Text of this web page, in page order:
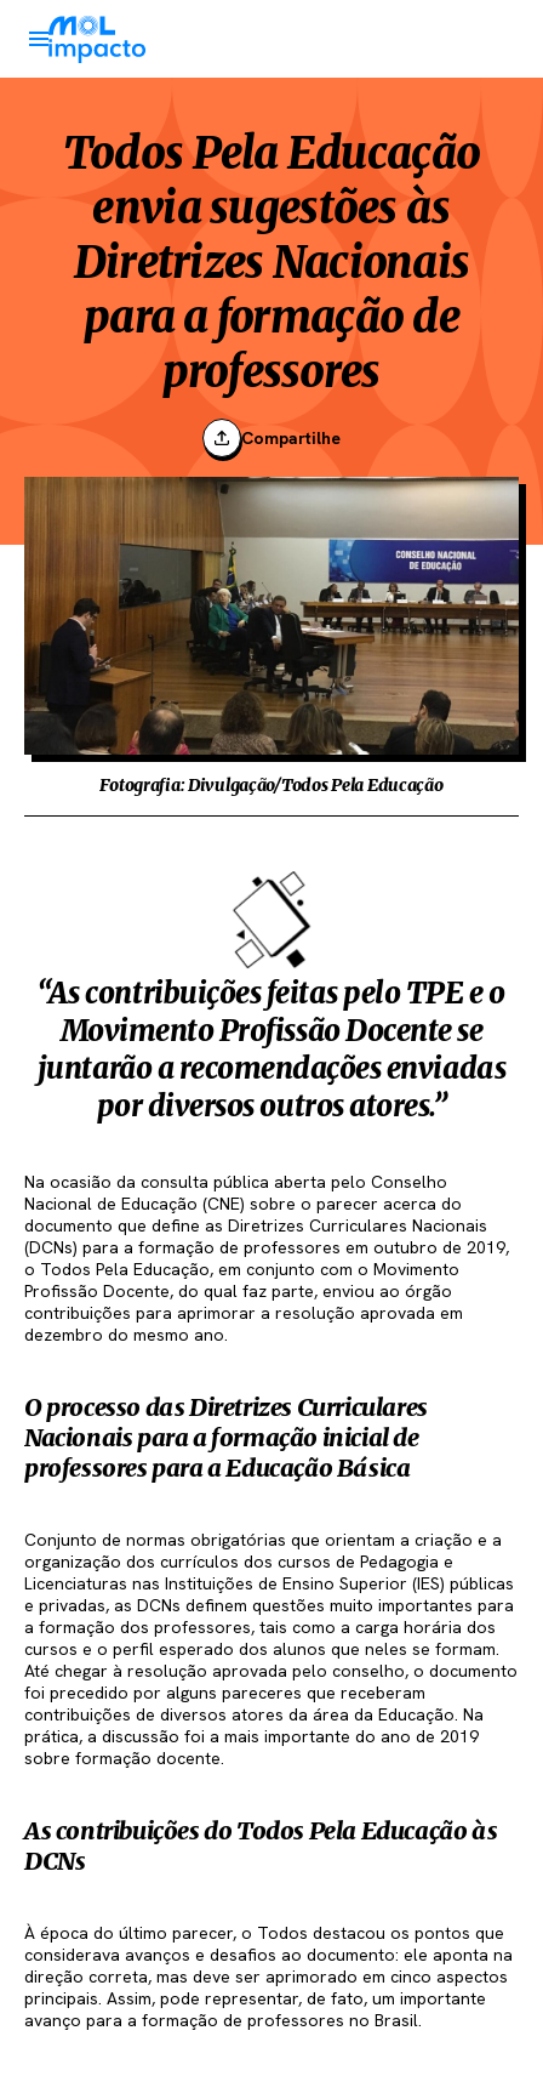
Todos Pela Educação
envia sugestões às
Diretrizes Nacionais
para a formação de
professores
Compartilhe
Fotografia: Divulgação/Todos Pela Educação
“As contribuições feitas pelo TPE e o
Movimento Profissão Docente se
juntarão a recomendações enviadas
por diversos outros atores.”
Na ocasião da consulta pública aberta pelo Conselho
Nacional de Educação (CNE) sobre o parecer acerca do
documento que define as Diretrizes Curriculares Nacionais
(DCNs) para a formação de professores em outubro de 2019,
o Todos Pela Educação, em conjunto com o Movimento
Profissão Docente, do qual faz parte, enviou ao órgão
contribuições para aprimorar a resolução aprovada em
dezembro do mesmo ano.
O processo das Diretrizes Curriculares
Nacionais para a formação inicial de
professores para a Educação Básica
Conjunto de normas obrigatórias que orientam a criação e a
organização dos currículos dos cursos de Pedagogia e
Licenciaturas nas Instituições de Ensino Superior (IES) públicas
e privadas, as DCNs definem questões muito importantes para
a formação dos professores, tais como a carga horária dos
cursos e o perfil esperado dos alunos que neles se formam.
Até chegar à resolução aprovada pelo conselho, o documento
foi precedido por alguns pareceres que receberam
contribuições de diversos atores da área da Educação. Na
prática, a discussão foi a mais importante do ano de 2019
sobre formação docente.
As contribuições do Todos Pela Educação às
DCNs
À época do último parecer, o Todos destacou os pontos que
considerava avanços e desafios ao documento: ele aponta na
direção correta, mas deve ser aprimorado em cinco aspectos
principais. Assim, pode representar, de fato, um importante
avanço para a formação de professores no Brasil.